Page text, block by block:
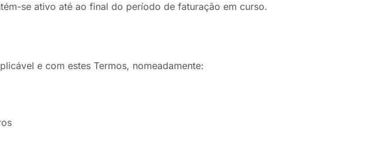
se ativo até ao final do período de faturação em curso.
e com estes Termos, nomeadamente: